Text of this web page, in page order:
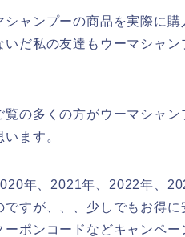
シャンプーの商品を実際に
いだ私の友達もウーマシャ
覧の多くの方がウーマシャ
ます。
年、2021年、2022年、
ですが、、、少しでもお得
ーポンコードなどキャンペ